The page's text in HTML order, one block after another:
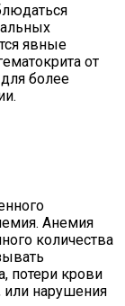
явные
от
более
Анемия
количества
потери крови
или нарушения